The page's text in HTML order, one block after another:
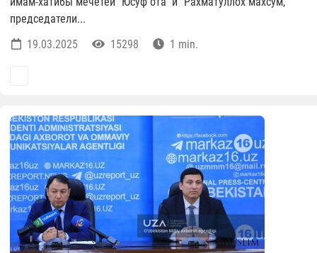
председатели...
19.03.2025
15298 1 min.